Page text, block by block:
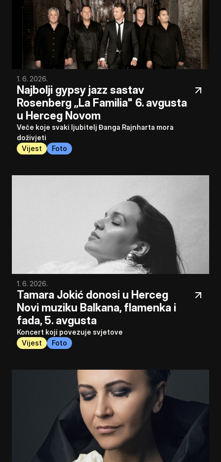
1. 6. 2026.
Najbolji gypsy jazz sastav
Rosenberg „La Familia" 6. avgusta
u Herceg Novom
Veče koje svaki ljubitelj Đanga Rajnharta mora
doživjeti
Vijest
Foto
1. 6. 2026.
Tamara Jokić donosi u Herceg
Novi muziku Balkana, flamenka i
fada, 5. avgusta
Koncert koji povezuje svjetove
Vijest
Foto